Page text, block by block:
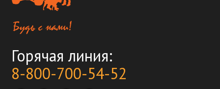
Горячая линия:
8-800-700-54-52